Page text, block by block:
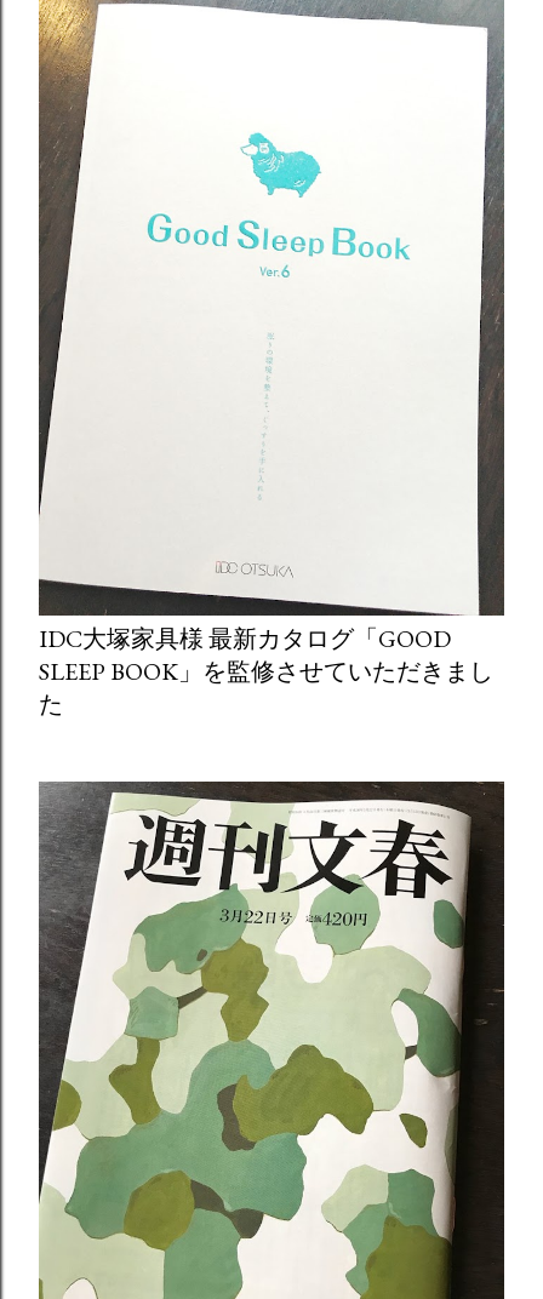
IDC大塚家具様 最新カタログ「GOOD
SLEEP BOOK」を監修させていただきまし
た